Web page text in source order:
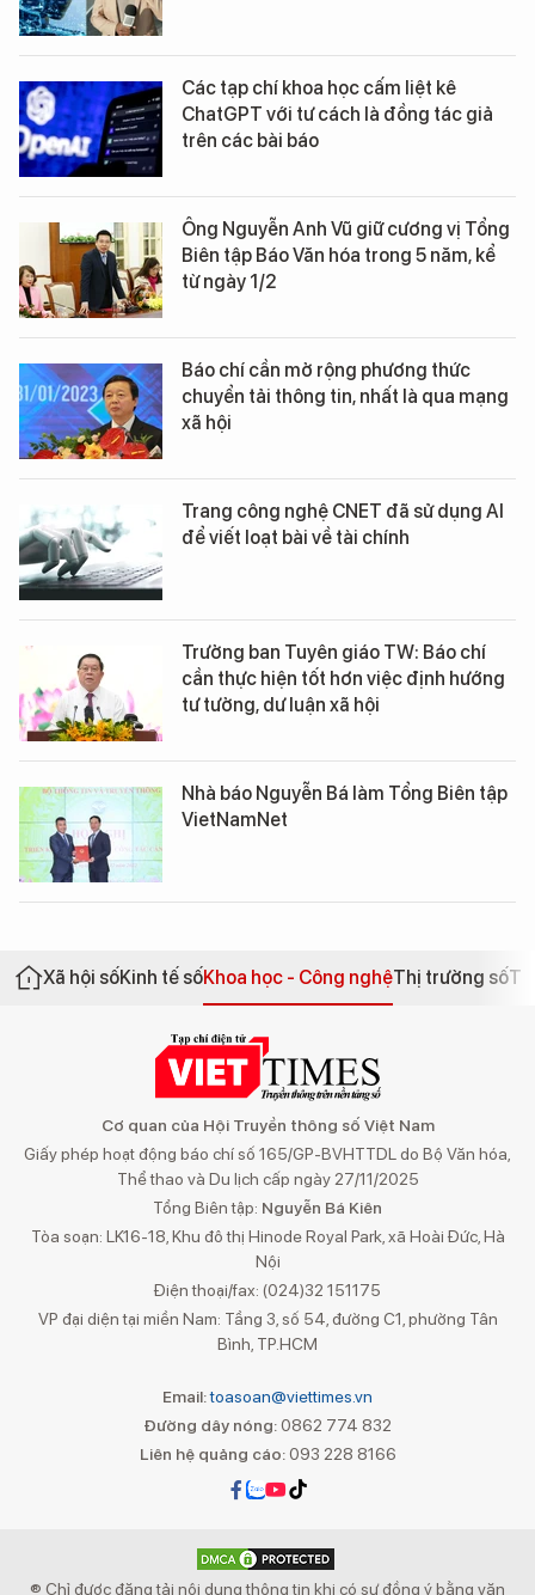
Các tạp chí khoa học cấm liệt kê
ChatGPT với tư cách là đồng tác giả
trên các bài báo
Ông Nguyễn Anh Vũ giữ cương vị Tổng
Biên tập Báo Văn hóa trong 5 năm, kể
từ ngày 1/2
Báo chí cần mở rộng phương thức
chuyển tải thông tin, nhất là qua mạng
xã hội
Trang công nghệ CNET đã sử dụng AI
để viết loạt bài về tài chính
Trưởng ban Tuyên giáo TW: Báo chí
cần thực hiện tốt hơn việc định hướng
tư tưởng, dư luận xã hội
Nhà báo Nguyễn Bá làm Tổng Biên tập
VietNamNet
Xã hội sốKinh tế sốKhoa học - Công nghệThị trường số
Cơ quan của Hội Truyền thông số Việt Nam
Giấy phép hoạt động báo chí số 165/GP-BVHTTDL do Bộ Văn hóa,
Thể thao và Du lịch cấp ngày 27/11/2025
Tổng Biên tập: Nguyễn Bá Kiên
Tòa soạn: LK16-18, Khu đô thị Hinode Royal Park, xã Hoài Đức, Hà
Nội
Điện thoại/fax: (024)32 151175
VP đại diện tại miền Nam: Tầng 3, số 54, đường C1, phường Tân
Bình, TP.HCM
Email:toasoan@viettimes.vn
Đường dây nóng: 0862 774 832
Liên hệ quảng cáo:093 228 8166
® Chỉ được đăng tải nội dung thông tin khi có sự đồng ý bằng văn